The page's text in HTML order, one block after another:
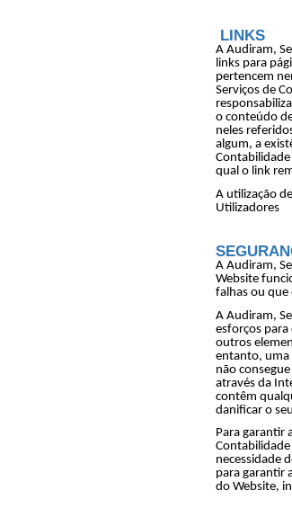
LINKS
A Audiram,
links para
pertencem
Serviços de
o conteúdo
neles
algum, a
qual o link
A utilização
Utilizadores
A Audiram,
Website
falhas ou
A Audiram,
esforços
outros
entanto, uma
não
através da
contêm
danificar o
Para garantir
necessidade
para garantir
do Website,